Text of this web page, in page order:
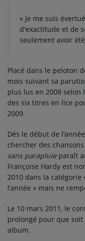
« Je me suis
d'exactitude et de
seulement avoir
Placé dans le peloton
mois suivant sa
plus lus en 2008 selon
des six titres en lice
2009.
Dès le début de
chercher des
sans parapluieparaît
Françoise Hardy est
2010 dans la
l’année » mais ne
Le 10 mars 2011, le
prolongé pour que
album.